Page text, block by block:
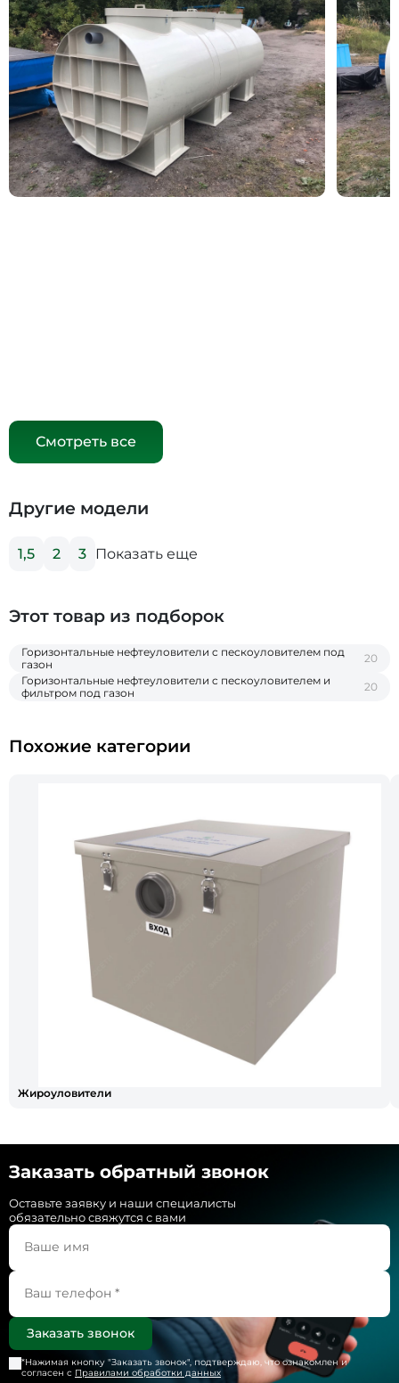
Смотреть все
Другие модели
1,5 2 3 Показать еще
Этот товар из подборок
Горизонтальные нефтеуловители c пескоуловителем под
газон
20
Горизонтальные нефтеуловители c пескоуловителем и
фильтром под газон
20
Похожие категории
Жироуловители
Заказать обратный звонок
Оставьте заявку и наши специалисты
обязательно свяжутся с вами
*Нажимая кнопку "Заказать звонок", подтверждаю, что ознакомлен и
согласен с Правилами обработки данных